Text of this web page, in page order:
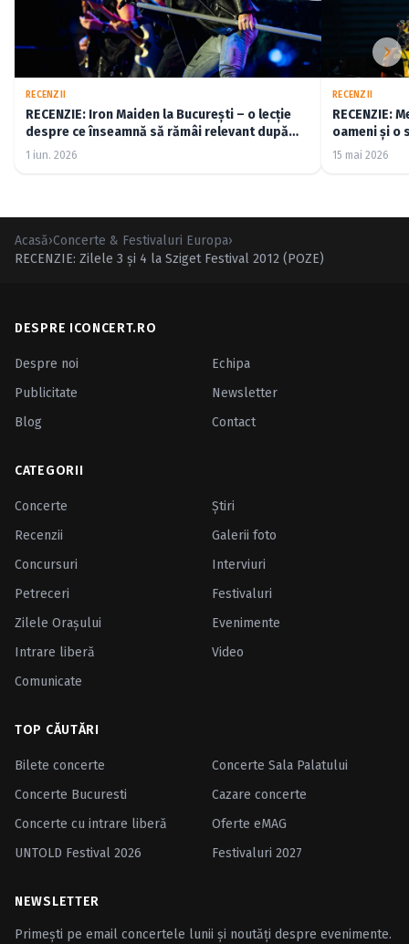
RECENZII
RECENZIE: Iron Maiden la București – o lecție
despre ce înseamnă să rămâi relevant după
cincizeci de ani (FOTO)
1 iun. 2026
RECENZII
RECENZIE:
oameni și o
15 mai 2026
Acasă›Concerte & Festivaluri Europa›
RECENZIE: Zilele 3 şi 4 la Sziget Festival 2012 (POZE)
DESPRE ICONCERT.RO
Despre noi
Echipa
Publicitate
Newsletter
Blog
Contact
CATEGORII
Concerte
Ştiri
Recenzii
Galerii foto
Concursuri
Interviuri
Petreceri
Festivaluri
Zilele Oraşului
Evenimente
Intrare liberă
Video
Comunicate
TOP CĂUTĂRI
Bilete concerte
Concerte Sala Palatului
Concerte Bucuresti
Cazare concerte
Concerte cu intrare liberă
Oferte eMAG
UNTOLD Festival 2026
Festivaluri 2027
NEWSLETTER
Primești pe email concertele lunii și noutăți despre evenimente.